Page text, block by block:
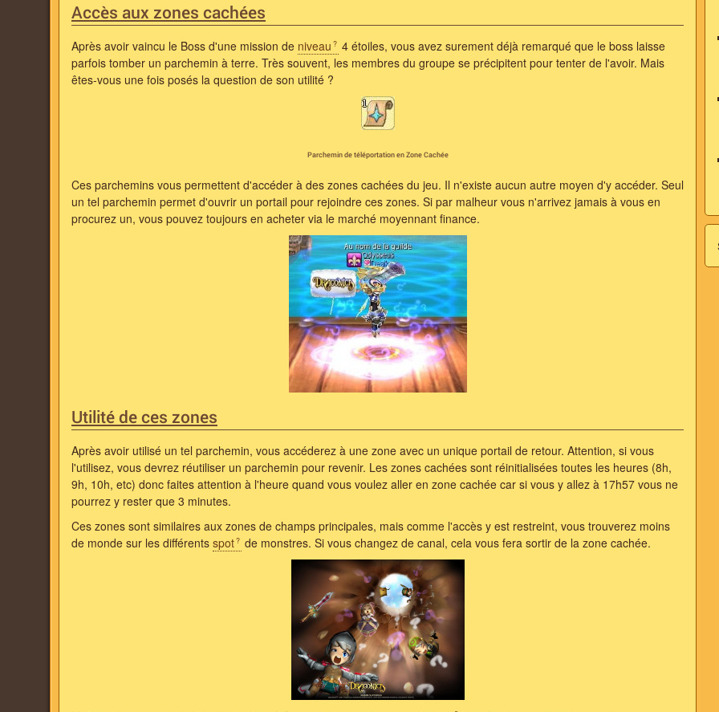
Accès aux zones cachées
Après avoir vaincu le Boss d'une mission de niveau
4 étoiles, vous avez surement déjà remarqué que le boss laisse
parfois tomber un parchemin à terre. Très souvent, les membres du groupe se précipitent pour tenter de l'avoir. Mais
êtes-vous une fois posés la question de son utilité ?
Parchemin de téléportation en Zone Cachée
Ces parchemins vous permettent d'accéder à des zones cachées du jeu. Il n'existe aucun autre moyen d'y accéder. Seul
un tel parchemin permet d'ouvrir un portail pour rejoindre ces zones. Si par malheur vous n'arrivez jamais à vous en
procurez un, vous pouvez toujours en acheter via le marché moyennant finance.
Utilité de ces zones
Après avoir utilisé un tel parchemin, vous accéderez à une zone avec un unique portail de retour. Attention, si vous
l'utilisez, vous devrez réutiliser un parchemin pour revenir. Les zones cachées sont réinitialisées toutes les heures (8h,
9h, 10h, etc) donc faites attention à l'heure quand vous voulez aller en zone cachée car si vous y allez à 17h57 vous ne
pourrez y rester que 3 minutes.
Ces zones sont similaires aux zones de champs principales, mais comme l'accès y est restreint, vous trouverez moins
de monde sur les différents spot de monstres. Si vous changez de canal, cela vous fera sortir de la zone cachée.